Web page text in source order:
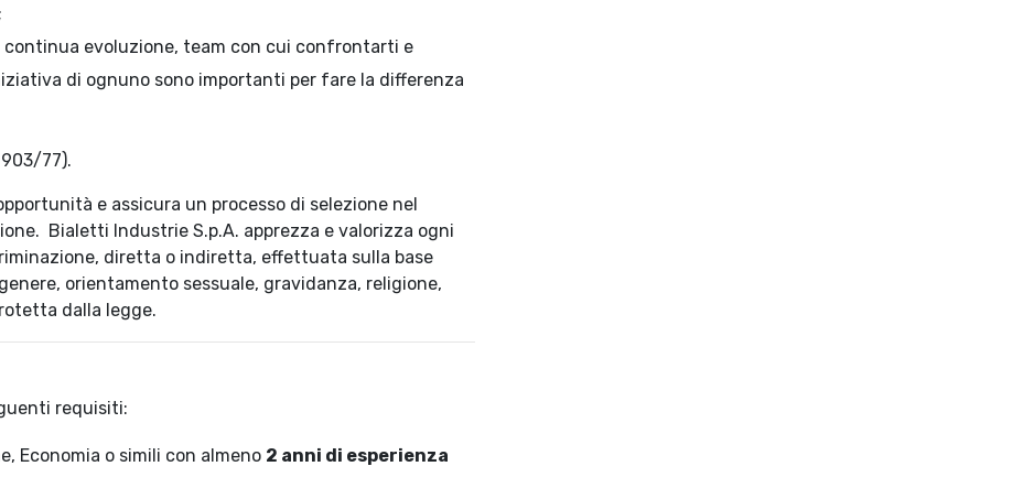
evoluzione, team con cui confrontarti e
di ognuno sono importanti per fare la differenza
77).
e assicura un processo di selezione nel
Bialetti Industrie S.p.A. apprezza e valorizza ogni
diretta o indiretta, effettuata sulla base
orientamento sessuale, gravidanza, religione,
dalla legge.
requisiti:
Economia o simili con almeno 2 anni di esperienza